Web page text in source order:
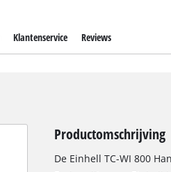
Klantenservice Reviews
Productomschrijving
De Einhell TC-WI 800